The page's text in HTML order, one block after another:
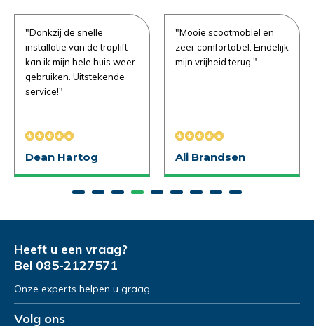
"Dankzij de snelle
installatie van de traplift
kan ik mijn hele huis weer
gebruiken. Uitstekende
service!"
Dean Hartog
"Mooie scootmobiel en
zeer comfortabel. Eindelijk
mijn vrijheid terug."
Ali Brandsen
Heeft u een vraag?
Bel 085-2127571
Onze experts helpen u graag
Volg ons
Naam *
Emailadres
Telefoonnummer
Gewenste datum voor proefrit*
Naam *
Emailadres
Telefoonnummer
Gewenste datum voor slaapadvies*
Telefoonnummer*
Gewenste datum voor proefzitten*
Opmerkingen